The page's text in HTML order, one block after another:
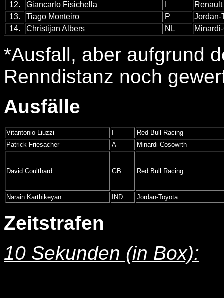
12.
Giancarlo Fisichella
13.
Tiago Monteiro P
Jordan-
14.
Christijan Albers NL
*Ausfall, aber aufgrund
Renndistanz noch
Ausfälle
Vitantonio Liuzzi
Red Bull Racing
Patrick Friesacher
A Minardi-Cosowrth
David Coulthard GB Red Bull Racing
Narain Karthikeyan IND Jordan-Toyota
Zeitstrafen
10 Sekunden (in Box):